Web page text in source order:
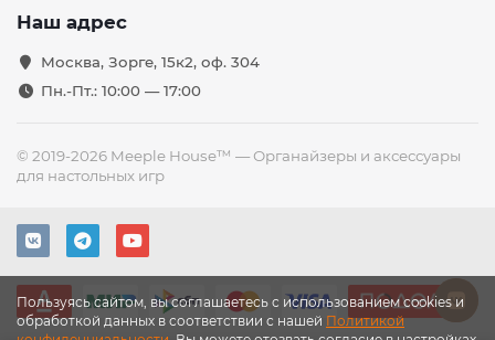
Пользуясь сайтом, вы соглашаетесь с использованием cookies и
обработкой данных в соответствии с нашей Политикой
Наш адрес
Москва, Зорге, 15к2, оф. 304
Пн.-Пт.: 10:00 — 17:00
© 2019-2026 Meeple House™ — Органайзеры и аксессуары
для настольных игр